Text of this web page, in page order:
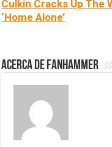
Culkin Cracks Up The
‘Home Alone’
Acerca de fanhammer